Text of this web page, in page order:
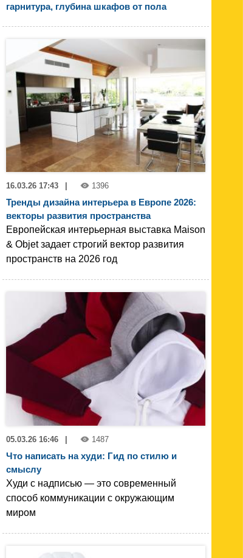
гарнитура, глубина шкафов от пола
16.03.26 17:43 1396
Тренды дизайна интерьера в Европе 2026:
векторы развития пространства
Европейская интерьерная выставка Maison
& Objet задает строгий вектор развития
пространств на 2026 год
05.03.26 16:46 1487
Что написать на худи: Гид по стилю и
смыслу
Худи с надписью — это современный
способ коммуникации с окружающим
миром